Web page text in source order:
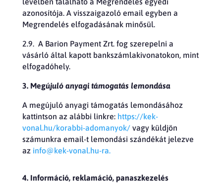
azonosítója. A visszaigazoló email egyben a
Megrendelés elfogadásának minősül.
2.9. A Barion Payment Zrt. fog szerepelni a
vásárló által kapott bankszámlakivonatokon, mint
elfogadóhely.
3. Megújuló anyagi támogatás lemondása
A megújuló anyagi támogatás lemondásához
kattintson az alábbi linkre: https://kek-
vonal.hu/korabbi-adomanyok/vagy küldjön
számunkra email-t lemondási szándékát jelezve
az info@kek-vonal.hu-ra.
4. Információ, reklamáció, panaszkezelés